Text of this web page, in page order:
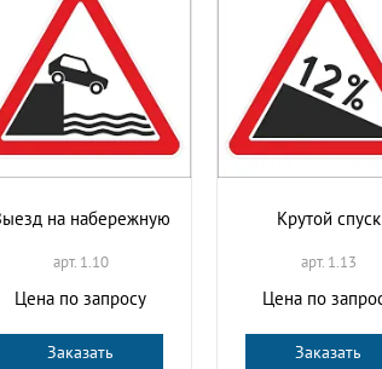
на набережную
арт. 1.10
Цена по запросу
Заказать
Крутой спуск
арт. 1.13
Цена по
Заказать